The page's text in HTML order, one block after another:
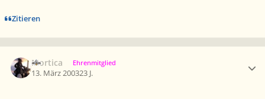
Zitieren
Mortica Ehrenmitglied
13. März 200323 J.